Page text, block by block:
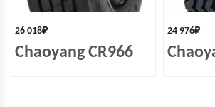
26 018₽
Chaoyang CR966
24 976₽